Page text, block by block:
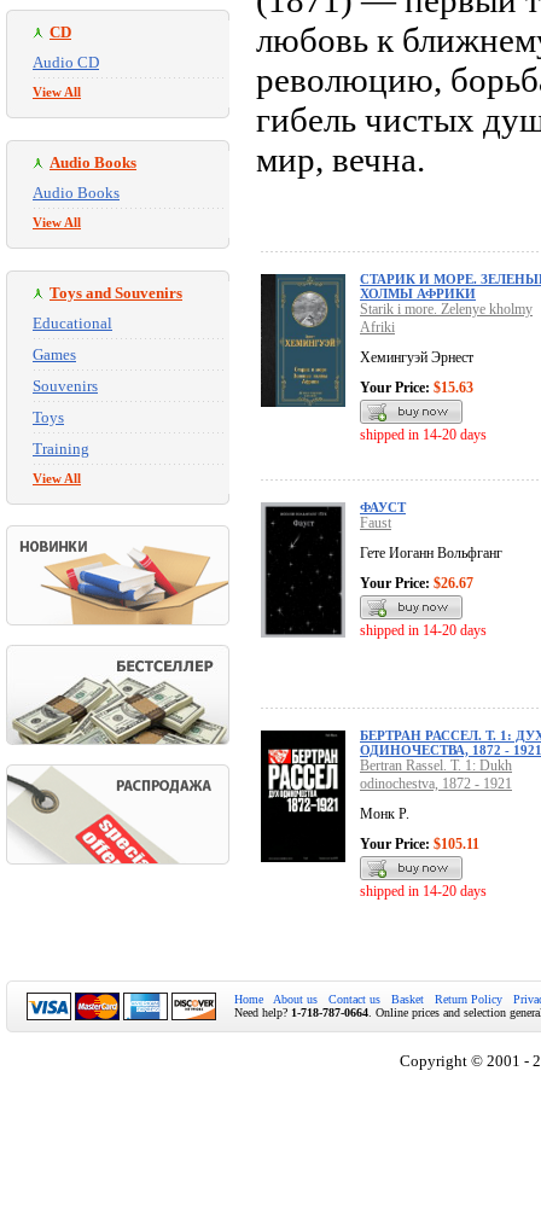
CD
Audio CD
View All
Audio Books
Audio Books
View All
Toys and Souvenirs
Educational
Games
Souvenirs
Toys
Training
View All
любовь к
революцию,
гибель чистых
мир, вечна.
СТАРИК И МОРЕ.
ХОЛМЫ АФРИКИ
Starik i more. Zelenye kholmy
Afriki
Хемингуэй Эрнест
Your Price: $15.63
shipped in 14-20 days
ФАУСТ
Faust
Гете Иоганн Вольфганг
Your Price: $26.67
shipped in 14-20 days
БЕРТРАН РАССЕЛ. Т. 1:
ОДИНОЧЕСТВА, 1872 - 1921
Bertran Rassel. T. 1: Dukh
odinochestva, 1872 - 1921
Монк Р.
Your Price: $105.11
shipped in 14-20 days
Home About us Contact us Basket Return Policy
Need help? 1-718-787-0664 . Online prices and selection
Copyright © 2001 -